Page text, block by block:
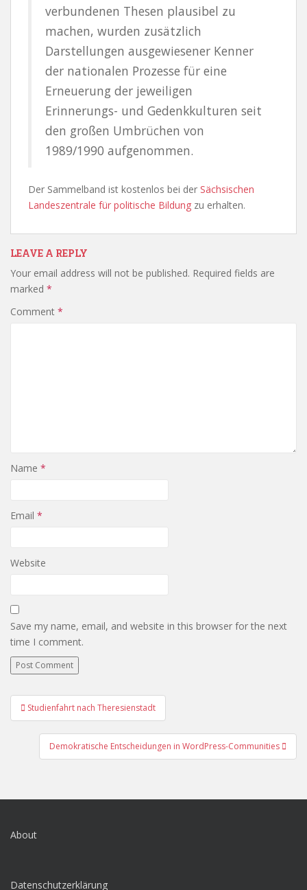
verbundenen Thesen plausibel zu
machen, wurden zusätzlich
Darstellungen ausgewiesener Kenner
der nationalen Prozesse für eine
Erneuerung der jeweiligen
Erinnerungs- und Gedenkkulturen seit
den großen Umbrüchen von
1989/1990 aufgenommen.
Der Sammelband ist kostenlos bei der Sächsischen
Landeszentrale für politische Bildung zu erhalten.
LEAVE A REPLY
Your email address will not be published. Required fields are
marked *
Comment *
Name *
Email *
Website
Save my name, email, and website in this browser for the next
time I comment.
Post
navigation
Studienfahrt nach Theresienstadt
Demokratische Entscheidungen in WordPress-Communities
About
Datenschutzerklärung